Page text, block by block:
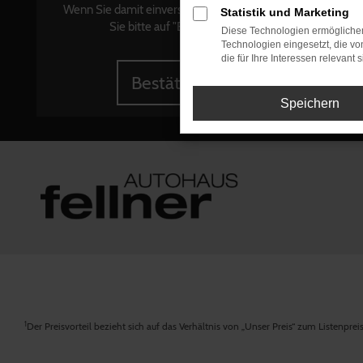
Wenn Sie damit einverstanden sind, klicken
Sie bitte auf "Bestätigen".
Bestätigen
1Der Preisvorteil bezieht sich auf das Verhältnis von „Unser Preis“ zum
Statistik und Marketing
Diese Technologien
Technologien eingesetzt, die
die für Ihre Interessen relevant
Speichern